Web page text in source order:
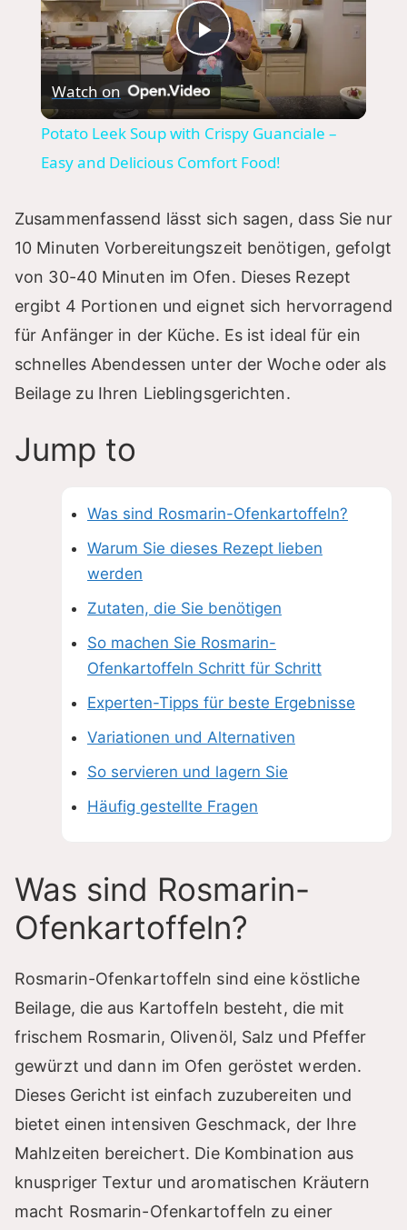
P
l
a
y
V
i
d
Watch on
Potato Leek Soup with Crispy Guanciale –
Easy and Delicious Comfort Food!
Zusammenfassend lässt sich sagen, dass Sie nur
10 Minuten Vorbereitungszeit benötigen, gefolgt
von 30-40 Minuten im Ofen. Dieses Rezept
ergibt 4 Portionen und eignet sich hervorragend
für Anfänger in der Küche. Es ist ideal für ein
schnelles Abendessen unter der Woche oder als
Beilage zu Ihren Lieblingsgerichten.
Jump to
Was sind Rosmarin-Ofenkartoffeln?
Warum Sie dieses Rezept lieben
werden
Zutaten, die Sie benötigen
So machen Sie Rosmarin-
Ofenkartoffeln Schritt für Schritt
Experten-Tipps für beste Ergebnisse
Variationen und Alternativen
So servieren und lagern Sie
Häufig gestellte Fragen
Was sind Rosmarin-
Ofenkartoffeln?
Rosmarin-Ofenkartoffeln sind eine köstliche
Beilage, die aus Kartoffeln besteht, die mit
frischem Rosmarin, Olivenöl, Salz und Pfeffer
gewürzt und dann im Ofen geröstet werden.
Dieses Gericht ist einfach zuzubereiten und
bietet einen intensiven Geschmack, der Ihre
Mahlzeiten bereichert. Die Kombination aus
knuspriger Textur und aromatischen Kräutern
macht Rosmarin-Ofenkartoffeln zu einer